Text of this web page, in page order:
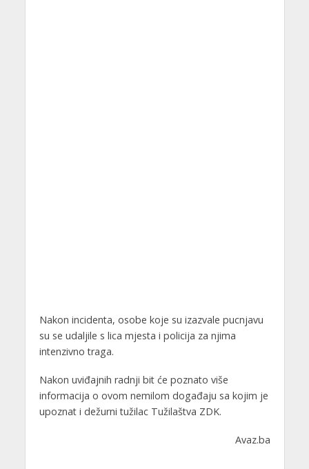
Nakon incidenta, osobe koje su izazvale pucnjavu
su se udaljile s lica mjesta i policija za njima
intenzivno traga.
Nakon uviđajnih radnji bit će poznato više
informacija o ovom nemilom događaju sa kojim je
upoznat i dežurni tužilac Tužilaštva ZDK.
Avaz.ba